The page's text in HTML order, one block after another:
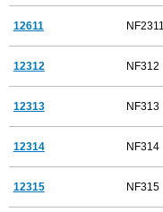
12611 NF2311
12312 NF312
12313 NF313
12314 NF314
12315 NF315